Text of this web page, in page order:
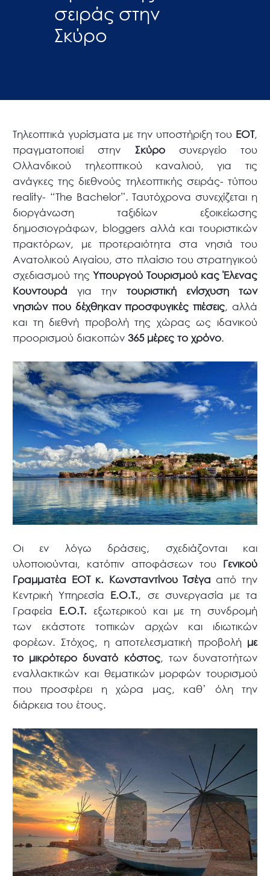
σειράς στην
Σκύρο
Τηλεοπτικά γυρίσματα με την υποστήριξη του ΕΟΤ,
πραγματοποιεί στην Σκύρο συνεργείο του
Ολλανδικού τηλεοπτικού καναλιού, για τις
ανάγκες της διεθνούς τηλεοπτικής σειράς- τύπου
reality- “The Bachelor”. Ταυτόχρονα συνεχίζεται η
διοργάνωση ταξιδίων εξοικείωσης
δημοσιογράφων, bloggers αλλά και τουριστικών
πρακτόρων, με προτεραιότητα στα νησιά του
Ανατολικού Αιγαίου, στο πλαίσιο του στρατηγικού
σχεδιασμού τηςΥπουργού Τουρισμού κας Έλενας
Κουντουρά για την τουριστική ενίσχυση των
νησιών που δέχθηκαν προσφυγικές πιέσεις, αλλά
και τη διεθνή προβολή της χώρας ως ιδανικού
προορισμού διακοπών365 μέρες το χρόνο.
Οι εν λόγω δράσεις, σχεδιάζονται και
υλοποιούνται, κατόπιν αποφάσεων του Γενικού
Γραμματέα ΕΟΤ κ. Κωνσταντίνου Τσέγα από την
Κεντρική Υπηρεσία Ε.Ο.Τ., σε συνεργασία με τα
Γραφεία Ε.Ο.Τ.εξωτερικού και με τη συνδρομή
των εκάστοτε τοπικών αρχών και ιδιωτικών
φορέων. Στόχος, η αποτελεσματική προβολή με
το μικρότερο δυνατό κόστος, των δυνατοτήτων
εναλλακτικών και θεματικών μορφών τουρισμού
που προσφέρει η χώρα μας, καθ’ όλη την
διάρκεια του έτους.